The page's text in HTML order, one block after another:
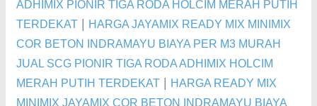
ADHIMIX PIONIR TIGA RODA HOLCIM MERAH PUTIH
TERDEKAT
HARGA JAYAMIX READY MIX MINIMIX
COR BETON INDRAMAYU BIAYA PER M3 MURAH
JUAL SCG PIONIR TIGA RODA ADHIMIX HOLCIM
MERAH PUTIH TERDEKAT
HARGA READY MIX
MINIMIX JAYAMIX COR BETON INDRAMAYU BIAYA